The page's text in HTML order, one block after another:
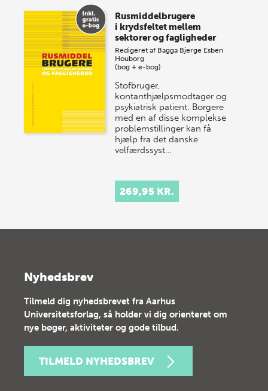
Rusmiddelbrugere
i krydsfeltet mellem
sektorer og fagligheder
Redigeret af Bagga Bjerge Esben
Houborg
(bog + e-bog)
Stofbruger,
kontanthjælpsmodtager og
psykiatrisk patient. Borgere
med en af disse komplekse
problemstillinger kan få
hjælp fra det danske
velfærdssyst…
269,95 KR.
Nyhedsbrev
Tilmeld dig nyhedsbrevet fra Aarhus
Universitetsforlag, så holder vi dig orienteret om
nye bøger, aktiviteter og gode tilbud.
TILMELD NYHEDSBREV